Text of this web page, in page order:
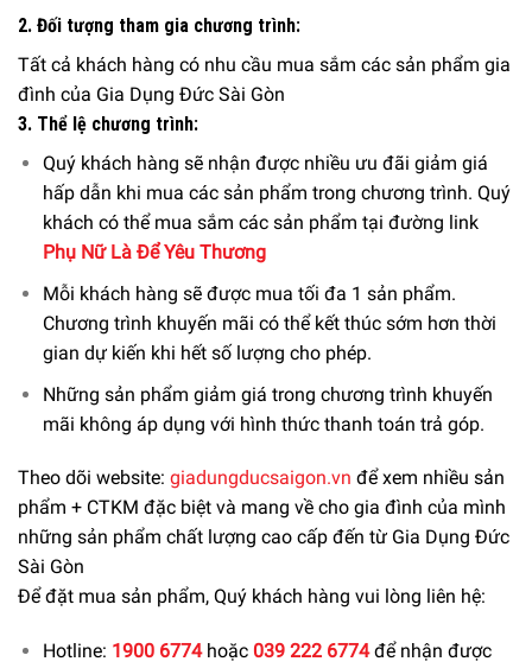
2. Đối tượng tham gia chương trình:
Tất cả khách hàng có nhu cầu mua sắm các sản phẩm gia
đình của Gia Dụng Đức Sài Gòn
3. Thể lệ chương trình:
Quý khách hàng sẽ nhận được nhiều ưu đãi giảm giá
hấp dẫn khi mua các sản phẩm trong chương trình. Quý
khách có thể mua sắm các sản phẩm tại đường link
Phụ Nữ Là Để Yêu Thương
Mỗi khách hàng sẽ được mua tối đa 1 sản phẩm.
Chương trình khuyến mãi có thể kết thúc sớm hơn thời
gian dự kiến khi hết số lượng cho phép.
Những sản phẩm giảm giá trong chương trình khuyến
mãi không áp dụng với hình thức thanh toán trả góp.
Theo dõi website: giadungducsaigon.vn để xem nhiều sản
phẩm + CTKM đặc biệt và mang về cho gia đình của mình
những sản phẩm chất lượng cao cấp đến từ Gia Dụng Đức
Sài Gòn
Để đặt mua sản phẩm, Quý khách hàng vui lòng liên hệ:
Hotline: 1900 6774hoặc 039 222 6774để nhận được